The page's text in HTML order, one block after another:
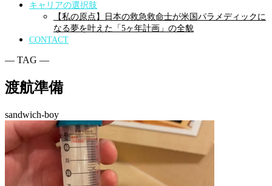
キャリアの選択肢
【私の原点】日本の救急救命士が米国パラメディックに
なる夢を叶えた「5ヶ年計画」の全貌
CONTACT
― TAG ―
渡航準備
sandwich-boy